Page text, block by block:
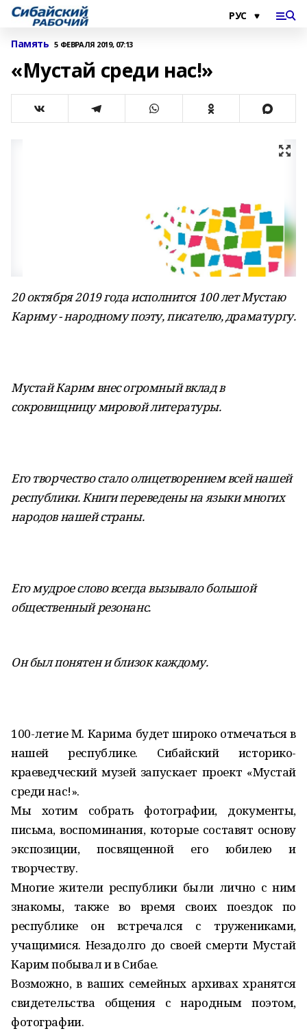
Память 5 ФЕВРАЛЯ 2019, 07:13
«Мустай среди нас!»
20 октября 2019 года исполнится 100 лет Мустаю
Кариму - народному поэту, писателю, драматургу.
Мустай Карим внес огромный вклад в
сокровищницу мировой литературы.
Его творчество стало олицетворением всей нашей
республики. Книги переведены на языки многих
народов нашей страны.
Его мудрое слово всегда вызывало большой
общественный резонанс.
Он был понятен и близок каждому.
100-летие М. Карима будет широко отмечаться в
нашей республике. Сибайский историко-
краеведческий музей запускает проект «Мустай
среди нас!».
Мы хотим собрать фотографии, документы,
письма, воспоминания, которые составят основу
экспозиции, посвященной его юбилею и
творчеству.
Многие жители республики были лично с ним
знакомы, также во время своих поездок по
республике он встречался с тружениками,
учащимися. Незадолго до своей смерти Мустай
Карим побывал и в Сибае.
Возможно, в ваших семейных архивах хранятся
свидетельства общения с народным поэтом,
фотографии.